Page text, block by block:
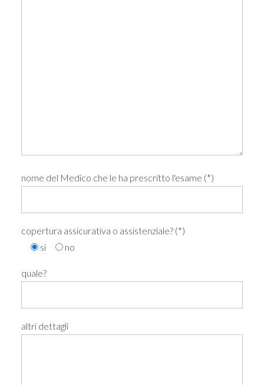
nome del Medico che le ha prescritto l'esame (*)
copertura assicurativa o assistenziale? (*)
si
no
quale?
altri dettagli